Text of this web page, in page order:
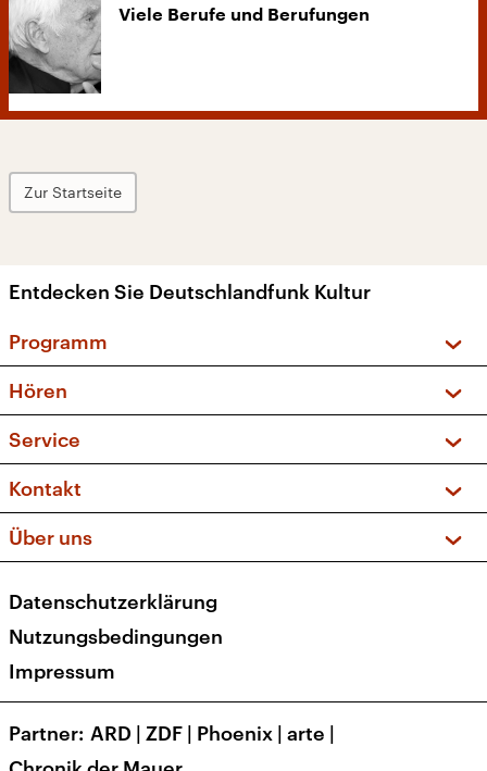
Viele Berufe und Berufungen
Zur Startseite
Entdecken Sie Deutschlandfunk Kultur
Programm
Sendungen und Podcasts
Musikliste
Kakadu – Das Kinderprogramm
Hören
Frequenzen (UKW + DAB+)
Service
FAQ
Apps
Newsletter
Veranstaltungen
Kontakt
Social Media
Über uns
Presse
Karriere
Transparenz
Datenschutzerklärung
Nutzungsbedingungen
Impressum
Partner ARD | ZDF | Phoenix | arte |